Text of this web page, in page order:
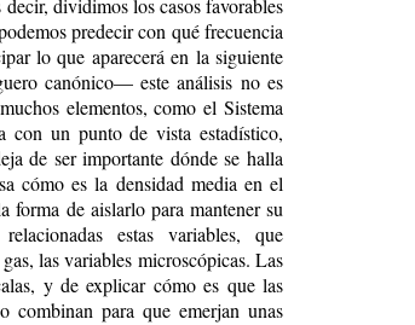
dividimos los casos favorables
predecir con qué frecuencia
lo que aparecerá en la siguiente
canónico— este análisis no es
elementos, como el Sistema
con un punto de vista estadístico,
de ser importante dónde se halla
cómo es la densidad media en el
forma de aislarlo para mantener su
estas variables, que
las variables microscópicas. Las
y de explicar cómo es que las
combinan para que emerjan unas